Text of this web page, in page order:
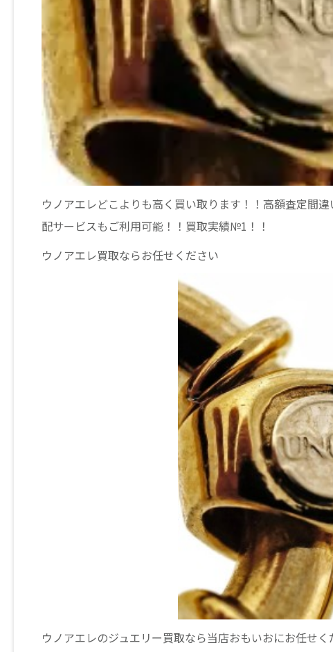
ウノアエレどこよりも高く買い取ります！！高額査定間
配サービスもご利用可能！！買取実績№1！！
ウノアエレ買取ならお任せください
ウノアエレのジュエリー買取なら当店おもいおにお任せく